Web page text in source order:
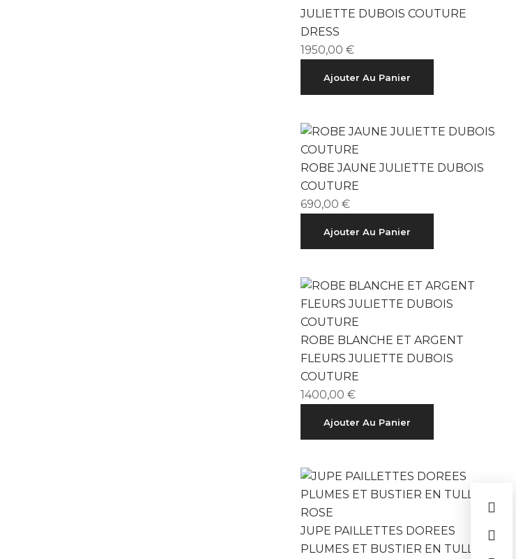
JULIETTE DUBOIS COUTURE
DRESS
1950,00 €
Ajouter Au Panier
ROBE JAUNE JULIETTE DUBOIS
COUTURE
690,00 €
Ajouter Au Panier
ROBE BLANCHE ET ARGENT
FLEURS JULIETTE DUBOIS
COUTURE
1400,00 €
Ajouter Au Panier
JUPE PAILLETTES DOREES
PLUMES ET BUSTIER EN TULLE